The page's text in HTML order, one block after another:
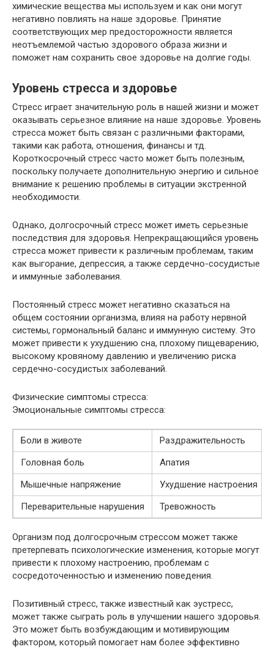
химические вещества мы используем и как они могут
негативно повлиять на наше здоровье. Принятие
соответствующих мер предосторожности является
неотъемлемой частью здорового образа жизни и
поможет нам сохранить свое здоровье на долгие годы.
Уровень стресса и здоровье
Стресс играет значительную роль в нашей жизни и может
оказывать серьезное влияние на наше здоровье. Уровень
стресса может быть связан с различными факторами,
такими как работа, отношения, финансы и тд.
Короткосрочный стресс часто может быть полезным,
поскольку получаете дополнительную энергию и сильное
внимание к решению проблемы в ситуации экстренной
необходимости.
Однако, долгосрочный стресс может иметь серьезные
последствия для здоровья. Непрекращающийся уровень
стресса может привести к различным проблемам, таким
как выгорание, депрессия, а также сердечно-сосудистые
и иммунные заболевания.
Постоянный стресс может негативно сказаться на
общем состоянии организма, влияя на работу нервной
системы, гормональный баланс и иммунную систему. Это
может привести к ухудшению сна, плохому пищеварению,
высокому кровяному давлению и увеличению риска
сердечно-сосудистых заболеваний.
Физические симптомы стресса:
Эмоциональные симптомы стресса:
Боли в животе
Раздражительность
Головная боль
Апатия
Мышечные напряжение
Ухудшение настроения
Переварительные нарушения
Тревожность
Организм под долгосрочным стрессом может также
претерпевать психологические изменения, которые могут
привести к плохому настроению, проблемам с
сосредоточенностью и изменению поведения.
Позитивный стресс, также известный как эустресс,
может также сыграть роль в улучшении нашего здоровья.
Это может быть возбуждающим и мотивирующим
фактором, который помогает нам более эффективно